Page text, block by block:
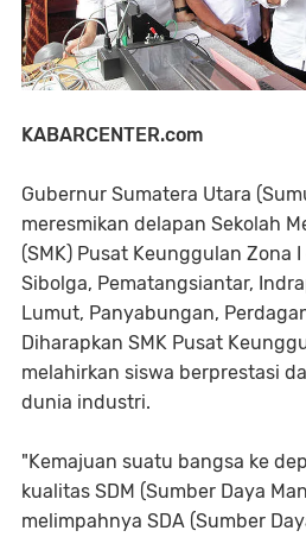
KABARCENTER.com
Gubernur Sumatera Utara
meresmikan delapan Sekolah
(SMK) Pusat Keunggulan Zona
Sibolga, Pematangsiantar,
Lumut, Panyabungan,
Diharapkan SMK Pusat
melahirkan siswa berprestasi
dunia industri.
"Kemajuan suatu bangsa ke
kualitas SDM (Sumber Daya
melimpahnya SDA (Sumber